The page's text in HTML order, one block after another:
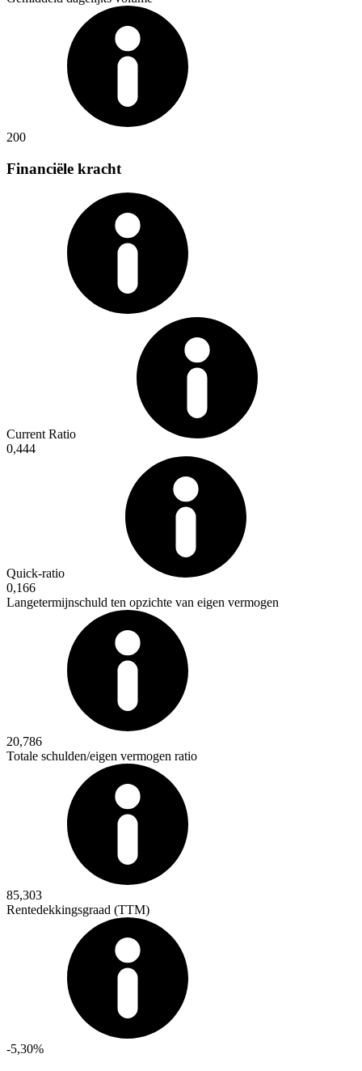
200
Financiële kracht
Current Ratio
0,444
Quick-ratio
0,166
Langetermijnschuld ten opzichte van eigen vermogen
20,786
Totale schulden/eigen vermogen ratio
85,303
Rentedekkingsgraad (TTM)
-5,30%